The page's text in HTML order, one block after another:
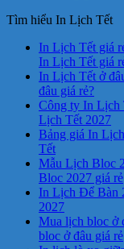
Tìm hiểu In Lịch Tết
In Lịch Tết giá
In Lịch Tết giá
In Lịch Tết ở
đâu giá rẻ?
Công ty In Lịch
Lịch Tết 2027
Bảng giá In
Tết
Mẫu Lịch Bloc
Bloc 2027 giá rẻ
In Lịch Để Bàn
2027
Mua lịch bloc ở
bloc ở đâu giá rẻ